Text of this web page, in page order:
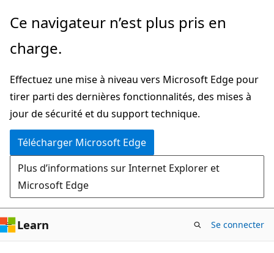
Passer
directement
au
principal
Ce navigateur n’est plus pris en
charge.
Effectuez une mise à niveau vers Microsoft Edge pour
tirer parti des dernières fonctionnalités, des mises à
jour de sécurité et du support technique.
Télécharger Microsoft Edge
Plus d’informations sur Internet Explorer et
Microsoft Edge
Learn Se connecter